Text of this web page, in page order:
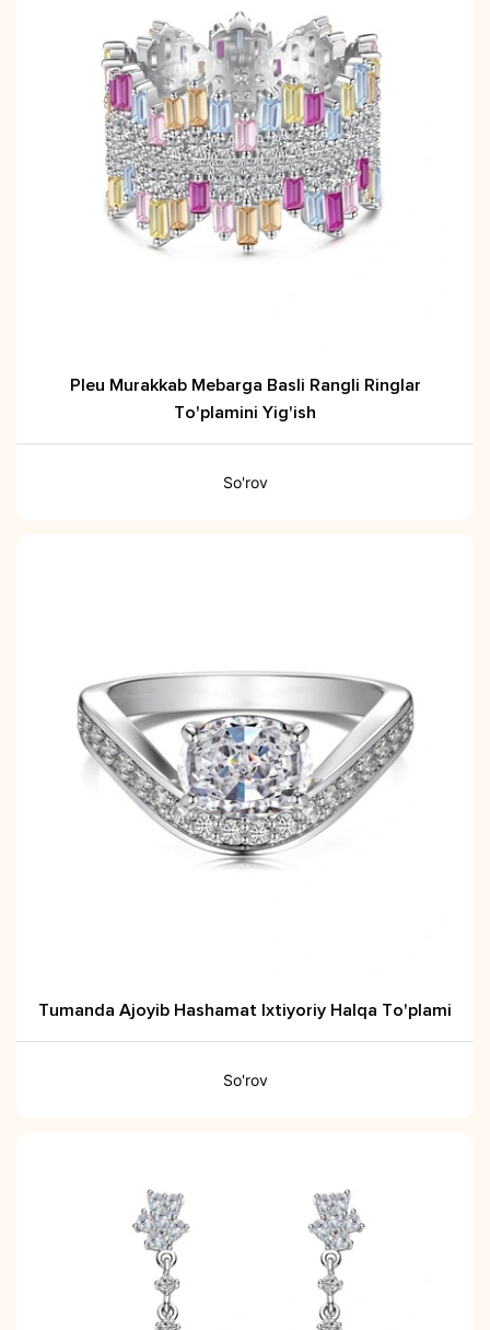
Pleu Murakkab Mebarga Basli Rangli Ringlar
To'plamini Yig'ish
So'rov
Tumanda Ajoyib Hashamat Ixtiyoriy Halqa To'plami
So'rov